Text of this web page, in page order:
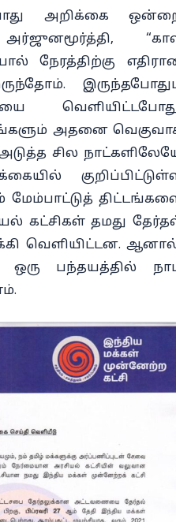
அறிக்கை
அர்ஜுனமூர்த்தி,
நேரத்திற்கு
அதனை
சில
கட்சிகள் தமது
வெளியிட்டன.
ஒரு பந்தயத்தில்